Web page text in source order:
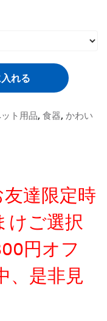
れる
ト用品, 食器, かわい
友達限定時
けご選択
円オフ
、是非見